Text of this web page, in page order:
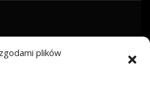
plików